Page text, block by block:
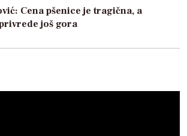
Cena pšenice je tragična, a
još gora